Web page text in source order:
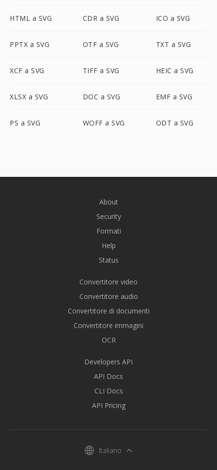
HTML a SVG CDR a SVG ICO a SVG
PPTX a SVG OTF a SVG TXT a SVG
XCF a SVG TIFF a SVG HEIC a SVG
XLSX a SVG DOC a SVG EMF a SVG
PS a SVG WOFF a SVG ODT a SVG
About
Security
Formati
Help
Status
Convertitore video
Convertitore audio
Convertitore di documenti
Convertitore immagini
OCR
Developers API
API Docs
CLI Docs
API Pricing
Italiano